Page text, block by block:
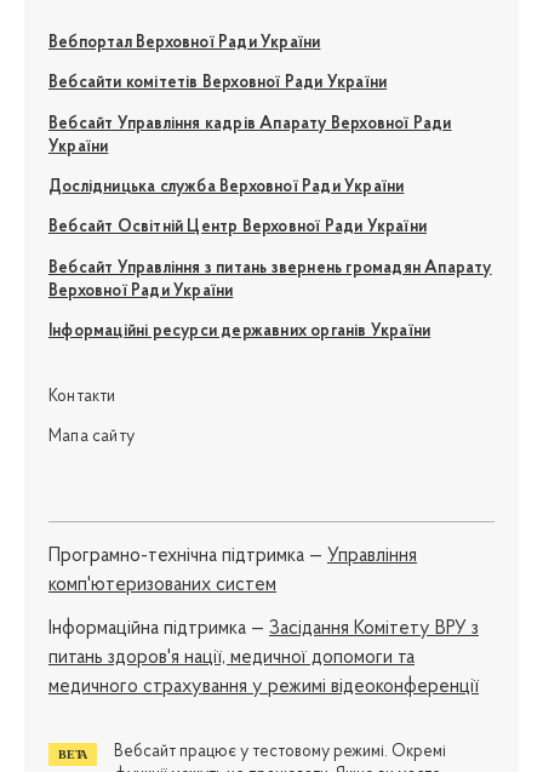
Вебпортал Верховної Ради України
Вебсайти комітетів Верховної Ради України
Вебсайт Управління кадрів Апарату Верховної Ради
України
Дослідницька служба Верховної Ради України
Вебсайт Освітній Центр Верховної Ради України
Вебсайт Управління з питань звернень громадян Апарату
Верховної Ради України
Інформаційні ресурси державних органів України
Контакти
Мапа сайту
Програмно-технічна підтримка — Управління
комп'ютеризованих систем
Iнформаційна підтримка — Засідання Комітету ВРУ з
питань здоров'я нації, медичної допомоги та
медичного страхування у режимі відеоконференції
Вебсайт працює у тестовому режимі. Окремі